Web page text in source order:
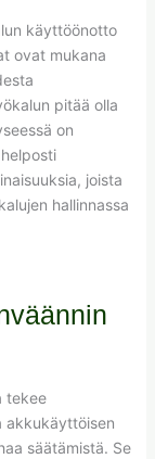
käyttöönotto
ovat mukana
pitää olla
on
joista
hallinnassa
tekee
akkukäyttöisen
säätämistä. Se